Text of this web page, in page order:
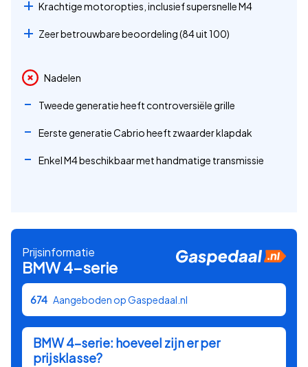
Krachtige motoropties, inclusief supersnelle M4
Zeer betrouwbare beoordeling (84 uit 100)
Nadelen
Tweede generatie heeft controversiële grille
Eerste generatie Cabrio heeft zwaarder klapdak
Enkel M4 beschikbaar met handmatige transmissie
Prijsinformatie
BMW4-serie
674 Aangeboden op Gaspedaal.nl
BMW4-serie: hoeveel zijn er per
prijsklasse?